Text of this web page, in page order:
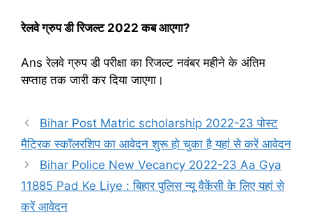
रेलवे ग्रुप डी रिजल्ट 2022 कब आएगा?
Ans रेलवे ग्रुप डी परीक्षा का रिजल्ट नवंबर महीने के अंतिम
सप्ताह तक जारी कर दिया जाएगा।
Bihar Post Matric scholarship 2022-23 पोस्ट
मैट्रिक स्कॉलरशिप का आवेदन शुरू हो चुका है यहां से करें आवेदन
Bihar Police New Vecancy 2022-23 Aa Gya
11885 Pad Ke Liye : बिहार पुलिस न्यू वैकेंसी के लिए यहां से
करें आवेदन